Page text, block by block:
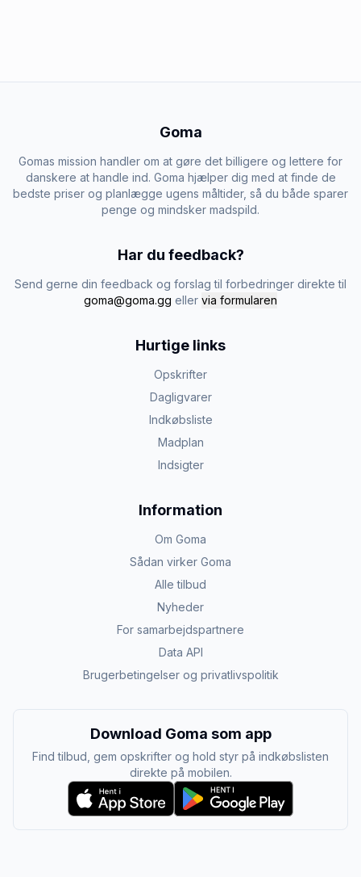
Goma
Gomas mission handler om at gøre det billigere og lettere for
danskere at handle ind. Goma hjælper dig med at finde de
bedste priser og planlægge ugens måltider, så du både sparer
penge og mindsker madspild.
Har du feedback?
Send gerne din feedback og forslag til forbedringer direkte til
goma@goma.gg eller via formularen
Hurtige links
Opskrifter
Dagligvarer
Indkøbsliste
Madplan
Indsigter
Information
Om Goma
Sådan virker Goma
Alle tilbud
Nyheder
For samarbejdspartnere
Data API
Brugerbetingelser og privatlivspolitik
Download Goma som app
Find tilbud, gem opskrifter og hold styr på indkøbslisten
direkte på mobilen.